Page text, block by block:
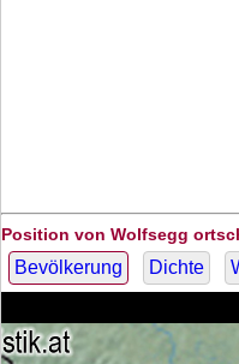
Position von Wolfsegg
Bevölkerung Dichte